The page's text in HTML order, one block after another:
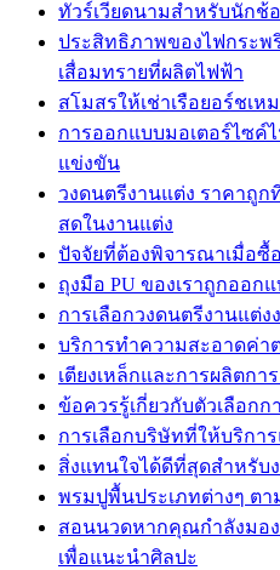
ทัวร์เวียดนามสำหรับนักช้
ประสิทธิภาพของไฟกระพ
เสื่อมทรายที่ผลิตไฟฟ้า
สโมสรให้เช่าเรือยอร์ชเ
การออกแบบมอเตอร์ไซค์
แข่งขัน
วงดนตรีงานแต่ง ราคาถู
สดในงานแต่ง
ปัจจัยที่ต้องพิจารณาเมื่อซื้
ถุงมือ PU ของเราถูกออก
การเลือกวงดนตรีงานแต่
บริการทำความสะอาดค่
เตียงเหล็กและการผลิตก
ข้อควรรู้เกี่ยวกับตัวเลือกก
การเลือกบริษัทที่ให้บริกา
สิ่งแทนใจได้ดีที่สุดสำหรับ
พรมปูพื้นประเภทต่างๆ ต
สอนนวดหากคุณกำลังมอ
เพื่อแนะนำศิลปะ